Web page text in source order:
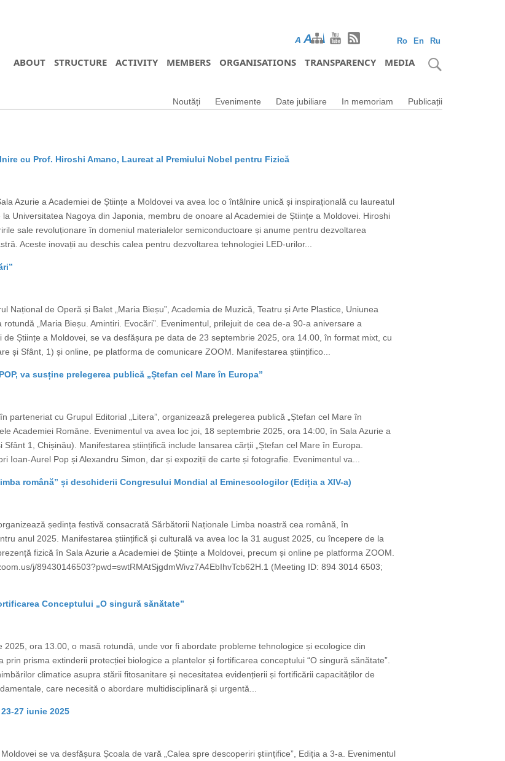
Ro En Ru
A AA
ABOUT STRUCTURE ACTIVITY MEMBERS ORGANISATIONS TRANSPARENCY MEDIA
Noutăți Evenimente Date jubiliare In memoriam Publicații
cu Prof. Hiroshi Amano, Laureat al Premiului Nobel pentru Fizică
Azurie a Academiei de Științe a Moldovei va avea loc o întâlnire unică și inspirațională cu laureatul
Universitatea Nagoya din Japonia, membru de onoare al Academiei de Științe a Moldovei. Hiroshi
sale revoluționare în domeniul materialelor semiconductoare și anume pentru dezvoltarea
Aceste inovații au deschis calea pentru dezvoltarea tehnologiei LED-urilor...
Național de Operă și Balet „Maria Bieșu”, Academia de Muzică, Teatru și Arte Plastice, Uniunea
„Maria Bieșu. Amintiri. Evocări”. Evenimentul, prilejuit de cea de-a 90-a aniversare a
Științe a Moldovei, se va desfășura pe data de 23 septembrie 2025, ora 14.00, în format mixt, cu
și Sfânt, 1) și online, pe platforma de comunicare ZOOM. Manifestarea științifico...
va susține prelegerea publică „Ștefan cel Mare în Europa”
parteneriat cu Grupul Editorial „Litera”, organizează prelegerea publică „Ștefan cel Mare în
Academiei Române. Evenimentul va avea loc joi, 18 septembrie 2025, ora 14:00, în Sala Azurie a
1, Chișinău). Manifestarea științifică include lansarea cărții „Ștefan cel Mare în Europa.
Ioan-Aurel Pop și Alexandru Simon, dar și expoziții de carte și fotografie. Evenimentul va...
română” și deschiderii Congresului Mondial al Eminescologilor (Ediția a XIV-a)
ședința festivă consacrată Sărbătorii Naționale Limba noastră cea română, în
anul 2025. Manifestarea științifică și culturală va avea loc la 31 august 2025, cu începere de la
fizică în Sala Azurie a Academiei de Științe a Moldovei, precum și online pe platforma ZOOM.
j/89430146503?pwd=swtRMAtSjgdmWivz7A4EbIhvTcb62H.1 (Meeting ID: 894 3014 6503;
Conceptului „O singură sănătate”
ora 13.00, o masă rotundă, unde vor fi abordate probleme tehnologice și ecologice din
prisma extinderii protecției biologice a plantelor și fortificarea conceptului “O singură sănătate”.
climatice asupra stării fitosanitare și necesitatea evidențierii și fortificării capacităților de
care necesită o abordare multidisciplinară și urgentă...
27 iunie 2025
se va desfășura Școala de vară „Calea spre descoperiri științifice”, Ediția a 3-a. Evenimentul